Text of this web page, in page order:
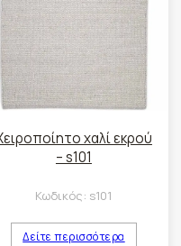
χαλί εκρού
– s101
Κωδικός: s101
Δείτε περισσότερα